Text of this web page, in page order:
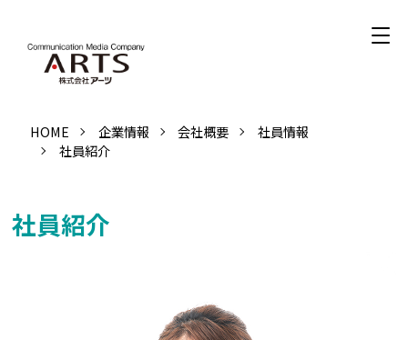
HOME 企業情報 会社概要
社員情報
社員紹介
社員紹介